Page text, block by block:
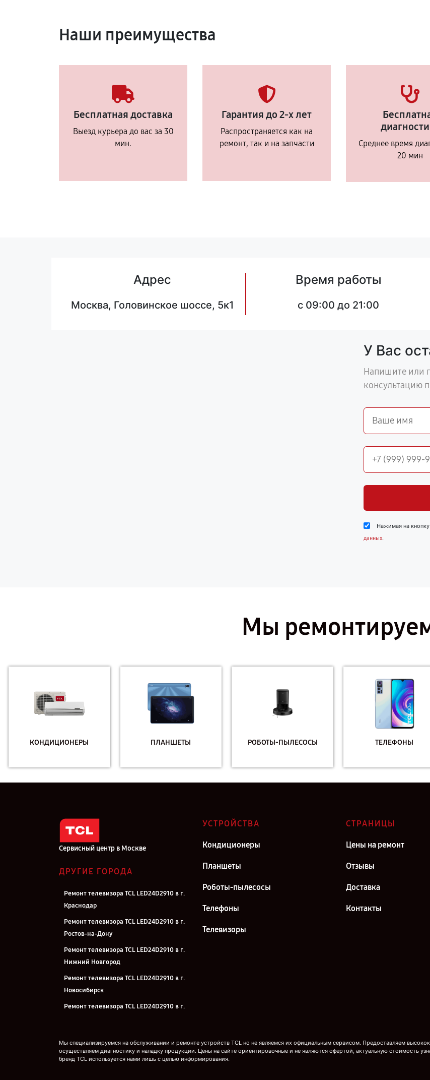
Наши преимущества
Бесплатная доставка
Выезд курьера до вас за 30
мин.
Гарантия до 2-х лет
Распространяется как на
ремонт, так и на запчасти
Среднее время
20 мин
Адрес
Москва, Головинское шоссе, 5к1
Время работы
c 09:00 до 21:00
У Вас
Напишите или
консультацию
Нажимая на
данных.
Мы
КОНДИЦИОНЕРЫ ПЛАНШЕТЫ РОБОТЫ-ПЫЛЕСОСЫ ТЕЛЕФОНЫ
Сервисный центр в Москве
ДРУГИЕ ГОРОДА
Ремонт телевизора TCL LED24D2910 в г.
Краснодар
Ремонт телевизора TCL LED24D2910 в г.
Ростов-на-Дону
Ремонт телевизора TCL LED24D2910 в г.
Нижний Новгород
Ремонт телевизора TCL LED24D2910 в г.
Новосибирск
Ремонт телевизора TCL LED24D2910 в г.
Екатеринбург
Ремонт телевизора TCL LED24D2910 в г.
УСТРОЙСТВА
Кондиционеры
Планшеты
Роботы-пылесосы
Телефоны
Телевизоры
СТРАНИЦЫ
Цены на ремонт
Отзывы
Доставка
Контакты
Мы специализируемся на обслуживании и ремонте устройств TCL но не являемся их официальным сервисом. Предоставляем
осуществляем диагностику и наладку продукции. Цены на сайте ориентировочные и не являются офертой, актуальную стоимость
бренд TCL используется нами лишь с целью информирования.